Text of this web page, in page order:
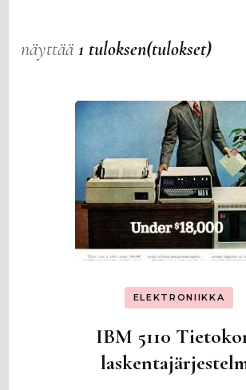
näyttää1 tuloksen(tulokset)
ELEKTRONIIKKA
IBM 5110